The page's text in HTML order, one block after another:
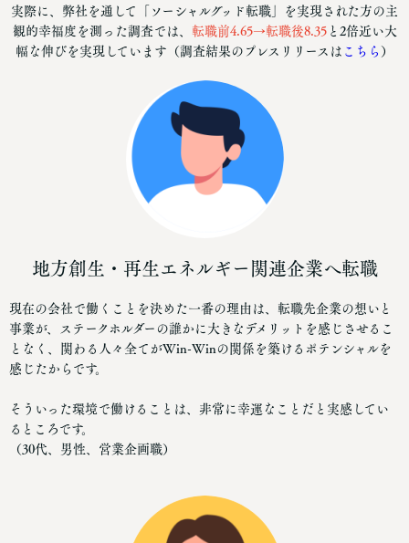
実際に、弊社を通して「ソーシャルグッド転職」を実現された方の主
観的幸福度を測った調査では、
転職前4.65→転職後8.35と2倍近い大
幅な伸びを実現しています（調査結果のプレスリリースは こちら ）
地方創生・再生エネルギー関連企業へ転職
現在の会社で働くことを決めた一番の理由は、転職先企業の想いと
事業が、ステークホルダーの誰かに大きなデメリットを感じさせるこ
となく、関わる人々全てがWin-Winの関係を築けるポテンシャルを
感じたからです。
そういった環境で働けることは、非常に幸運なことだと実感してい
るところです。
（30代、男性、営業企画職）